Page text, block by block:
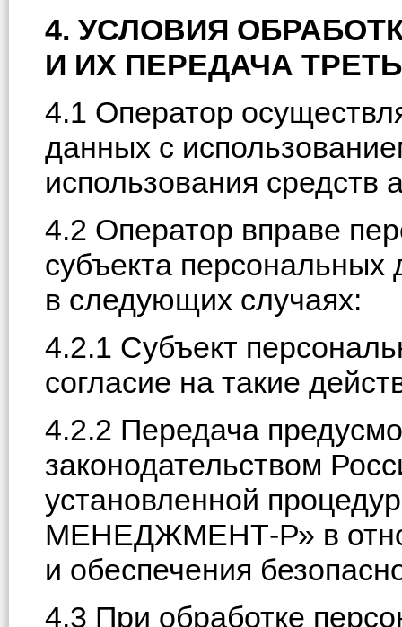
4. УСЛОВИЯ
И ИХ ПЕРЕДАЧА
4.1 Оператор
данных с
использования средств
4.2 Оператор вправе
субъекта
в следующих случаях:
4.2.1 Субъект
согласие на такие
4.2.2 Передача
законодательством
установленной
МЕНЕДЖМЕНТ-Р» в
и обеспечения
4.3 При обработке